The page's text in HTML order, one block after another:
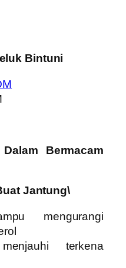
Bintuni
Bermacam
Jantung\
mengurangi
terkena